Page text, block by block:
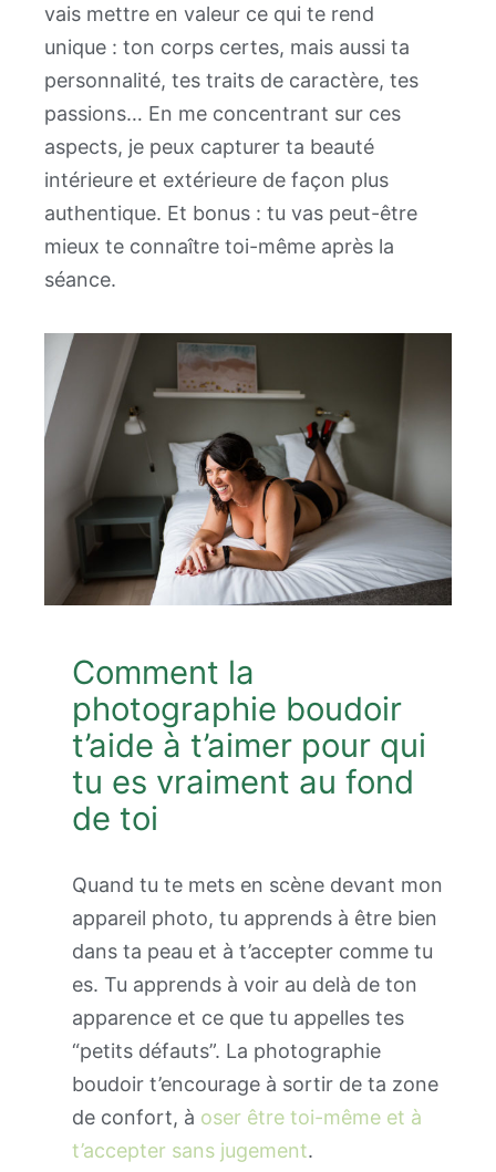
vais mettre en valeur ce qui te rend
unique : ton corps certes, mais aussi ta
personnalité, tes traits de caractère, tes
passions… En me concentrant sur ces
aspects, je peux capturer ta beauté
intérieure et extérieure de façon plus
authentique. Et bonus : tu vas peut-être
mieux te connaître toi-même après la
séance.
Comment la
photographie boudoir
t’aide à t’aimer pour qui
tu es vraiment au fond
de toi
Quand tu te mets en scène devant mon
appareil photo, tu apprends à être bien
dans ta peau et à t’accepter comme tu
es. Tu apprends à voir au delà de ton
apparence et ce que tu appelles tes
“petits défauts”. La photographie
boudoir t’encourage à sortir de ta zone
de confort, à oser être toi-même et à
t’accepter sans jugement.